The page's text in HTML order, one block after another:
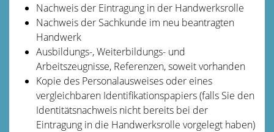
Nachweis der Eintragung in der Handwerksrolle
Nachweis der Sachkunde im neu beantragten
Handwerk
Ausbildungs-, Weiterbildungs- und
Arbeitszeugnisse, Referenzen, soweit vorhanden
Kopie des Personalausweises oder eines
vergleichbaren Identifikationspapiers (falls Sie den
Identitätsnachweis nicht bereits bei der
Eintragung in die Handwerksrolle vorgelegt haben)